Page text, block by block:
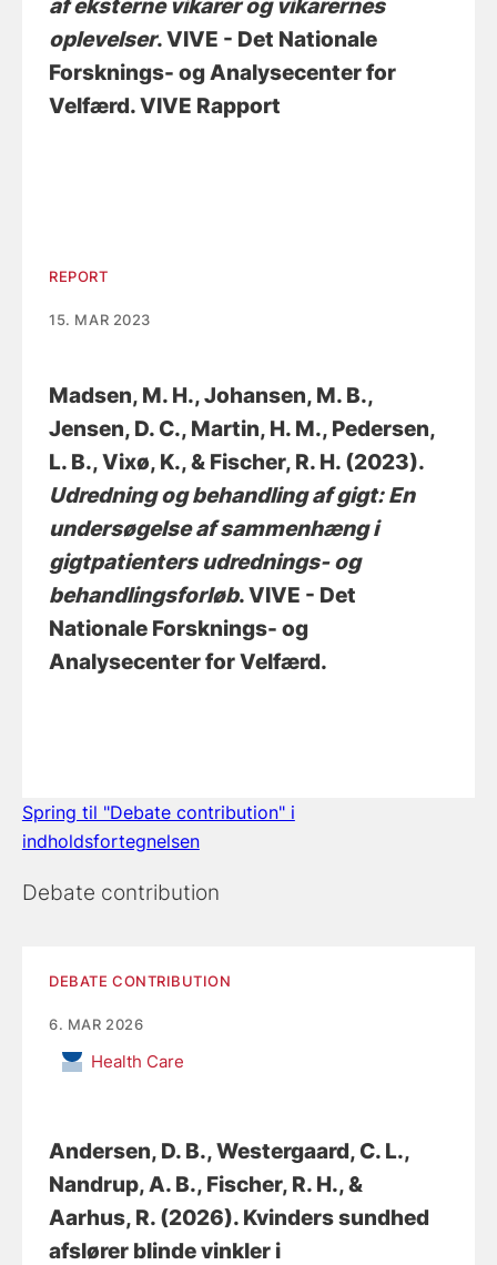
af eksterne vikarer og vikarernes
oplevelser. VIVE - Det Nationale
Forsknings- og Analysecenter for
Velfærd. VIVE Rapport
REPORT
15. MAR 2023
Madsen, M. H., Johansen, M. B.,
Jensen, D. C., Martin, H. M., Pedersen,
L. B., Vixø, K., & Fischer, R. H. (2023).
Udredning og behandling af gigt: En
undersøgelse af sammenhæng i
gigtpatienters udrednings- og
behandlingsforløb. VIVE - Det
Nationale Forsknings- og
Analysecenter for Velfærd.
Spring til "Debate contribution" i
indholdsfortegnelsen
Debate contribution
DEBATE CONTRIBUTION
6. MAR 2026
Health Care
Andersen, D. B., Westergaard, C. L.,
Nandrup, A. B., Fischer, R. H., &
Aarhus, R. (2026). Kvinders sundhed
afslører blinde vinkler i